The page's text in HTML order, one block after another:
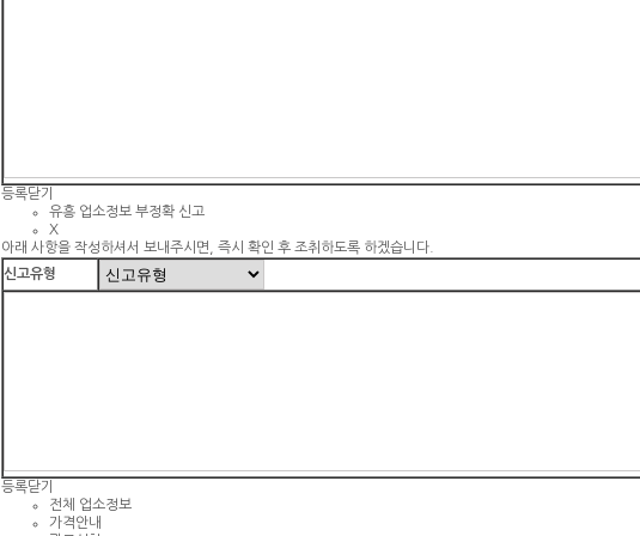
등록닫기
유흥 업소정보 부정확 신고
X
아래 사항을 작성하셔서 보내주시면, 즉시 확인 후 조취하도록 하겠습니다.
신고유형
등록닫기
전체 업소정보
가격안내